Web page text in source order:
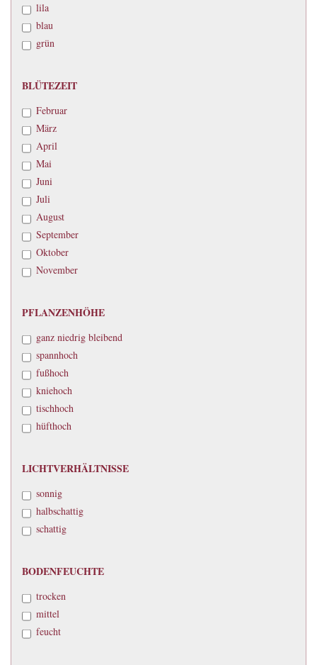
lila
blau
grün
BLÜTEZEIT
BLÜTEZEIT
Februar
März
April
Mai
Juni
Juli
August
September
Oktober
November
PFLANZENHÖHE
PFLANZENHÖHE
ganz niedrig bleibend
spannhoch
fußhoch
kniehoch
tischhoch
hüfthoch
LICHTVERHÄLTNISSE
LICHTVERHÄLTNISSE
sonnig
halbschattig
schattig
BODENFEUCHTE
BODENFEUCHTE
trocken
mittel
feucht